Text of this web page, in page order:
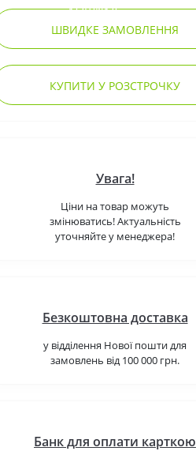
ШВИДКЕ ЗАМОВЛЕННЯ
КУПИТИ У РОЗСТРОЧКУ
Увага!
Ціни на товар можуть
змінюватись! Актуальність
уточняйте у менеджера!
Безкоштовна доставка
у відділення Нової пошти для
замовлень від 100 000 грн.
Банк для оплати карткою